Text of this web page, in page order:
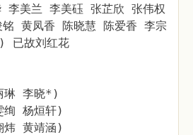
李美兰 李美砡 张芷欣 张伟权
黄凤香 陈晓慧 陈爱香 李宗
已故刘红花
琳 李晓*)
绚 杨烜轩)
炜 黄靖涵)